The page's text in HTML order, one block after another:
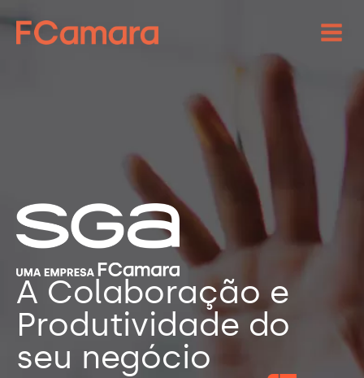
A Colaboração e
Produtividade do
seu negócio